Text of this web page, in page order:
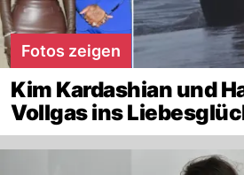
Fotos zeigen
Kim Kardashian und
Vollgas ins